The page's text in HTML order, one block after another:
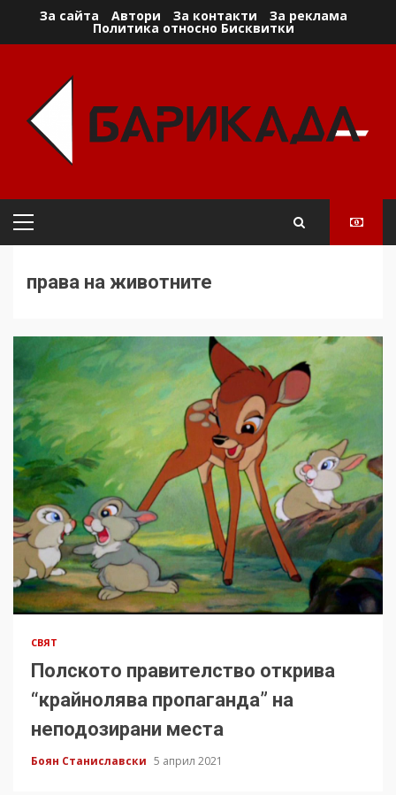
За сайта Автори За контакти За реклама
Политика относно Бисквитки
Primary
права на животните
СВЯТ
Полското правителство открива
“крайнолява пропаганда” на
неподозирани места
Боян Станиславски 5 април 2021